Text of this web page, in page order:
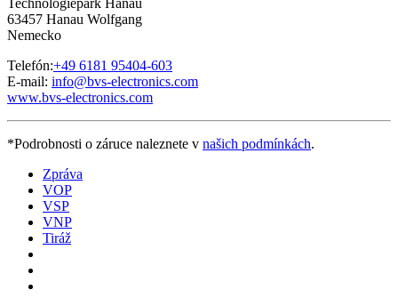
Technologiepark Hanau
63457 Hanau Wolfgang
Nemecko
Telefón:+49 6181 95404-603
E-mail: info@bvs-electronics.com
www.bvs-electronics.com
*Podrobnosti o záruce naleznete v našich podmínkách.
Zpráva
VOP
VSP
VNP
Tiráž